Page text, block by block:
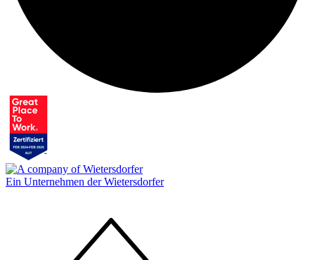
Ein Unternehmen der Wietersdorfer